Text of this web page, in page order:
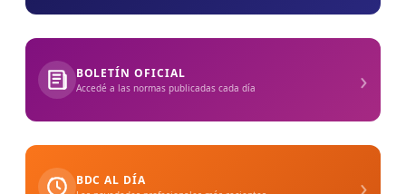
BOLETÍN OFICIAL
Accedé a las normas publicadas cada día ›
BDC AL DÍA ›